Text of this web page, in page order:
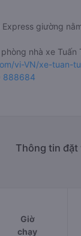
giường
nhà xe Tuấn
vi-VN/xe-tuan-
888684
Thông tin đặt
Giờ
chạy